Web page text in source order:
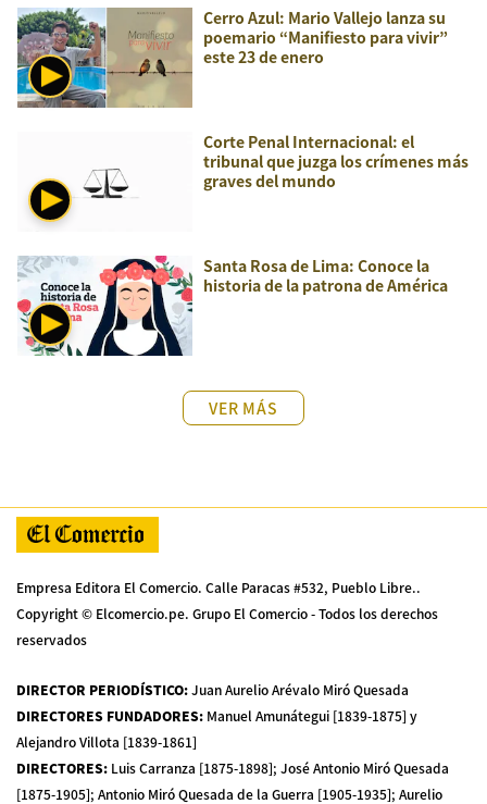
Cerro Azul: Mario Vallejo lanza su
poemario “Manifiesto para vivir”
este 23 de enero
Corte Penal Internacional: el
tribunal que juzga los crímenes más
graves del mundo
Santa Rosa de Lima: Conoce la
historia de la patrona de América
VER MÁS
Empresa Editora El Comercio. Calle Paracas #532, Pueblo Libre..
Copyright © Elcomercio.pe. Grupo El Comercio - Todos los derechos
reservados
DIRECTOR PERIODÍSTICO:Juan Aurelio Arévalo Miró Quesada
DIRECTORES FUNDADORES: Manuel Amunátegui [1839-1875] y
Alejandro Villota [1839-1861]
DIRECTORES: Luis Carranza [1875-1898]; José Antonio Miró Quesada
[1875-1905]; Antonio Miró Quesada de la Guerra [1905-1935]; Aurelio